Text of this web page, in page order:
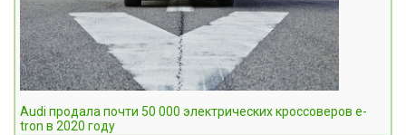
Audi продала почти 50 000 электрических кроссоверов e-
tron в 2020 году